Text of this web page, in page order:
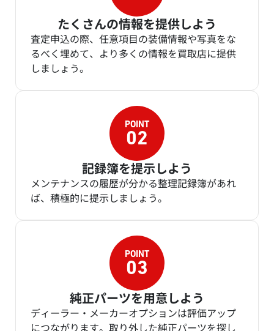
たくさんの情報を提供しよう
査定申込の際、任意項目の装備情報や写真をな
るべく埋めて、より多くの情報を買取店に提供
しましょう。
記録簿を提示しよう
メンテナンスの履歴が分かる整理記録簿があれ
ば、積極的に提示しましょう。
純正パーツを用意しよう
ディーラー・メーカーオプションは評価アップ
につながります。取り外した純正パーツを探し